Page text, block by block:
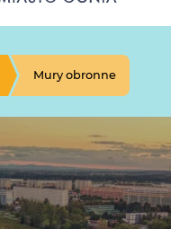
Mury obronne